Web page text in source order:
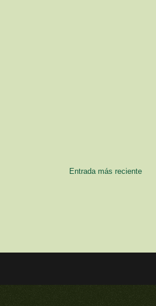
Entrada más reciente